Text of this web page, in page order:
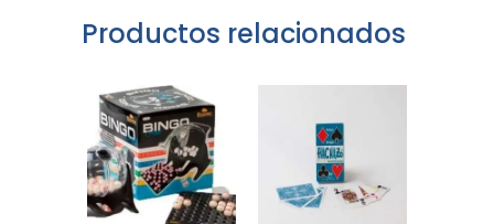
Productos relacionados